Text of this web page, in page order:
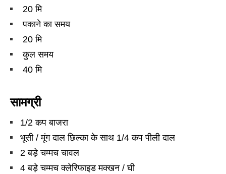
20 मि
पकाने का समय
20 मि
कुल समय
40 मि
सामग्री
1/2 कप बाजरा
भूसी / मूंग दाल छिल्का के साथ 1/4 कप पीली दाल
2 बड़े चम्मच चावल
4 बड़े चम्मच क्लेरिफाइड मक्खन / घी